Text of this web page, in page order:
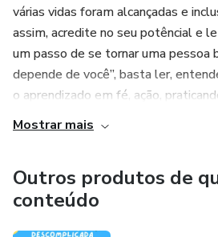
várias vidas foram alcançadas e
assim, acredite no seu potêncial e
um passo de se tornar uma pessoa
depende de você”, basta ler,
o aprendizado em fé, ação, praticando
Mostrar mais
Outros produtos de
conteúdo